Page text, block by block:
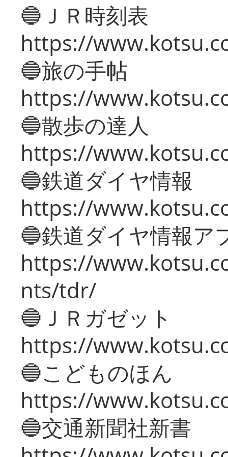
🔵ＪＲ時刻表
https://
🔵旅の手帖
https://
🔵散歩の達人
https://
🔵鉄道ダイヤ情報
https://
🔵鉄道ダイヤ情報ア
https://
nts/tdr/
🔵ＪＲガゼット
https://
🔵こどものほん
https://
🔵交通新聞社新書